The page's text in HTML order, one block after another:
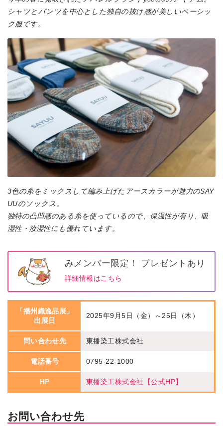
シャツとパンツを中心とした独自の抜け感が美しいベーシッ
ク服です。
3色の糸をミックスして編み上げたアースカラーが魅力のSAY
UUのソックス。
独特の凸凹感のある糸を使っているので、保温性が有り、吸
湿性・放湿性にも優れています。
みメンバー限定！ プレゼントあり
詳細情報はこちら
「播州織逸品展」
出展日
2025年9月5日（金）～25日（木）
問い合わせ先 東播染工株式会社
電話番号 0795-22-1000
HP 東播染工株式会社【公式HP】
お問い合わせ先